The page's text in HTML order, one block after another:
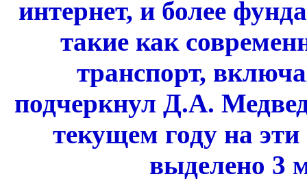
интернет, и более
такие как
транспорт,
подчеркнул Д.А.
текущем году на
выделено 3